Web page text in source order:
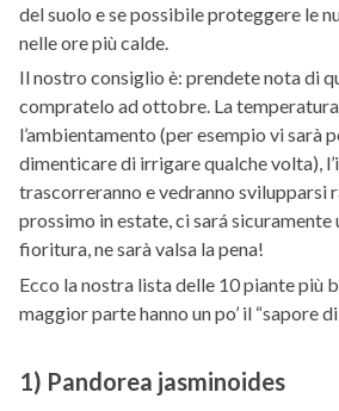
del suolo e se possibile proteggere le
nelle ore più calde.
Il nostro consiglio è: prendete nota di
compratelo ad ottobre. La
l’ambientamento (per esempio vi sarà
dimenticare di irrigare qualche volta),
trascorreranno e vedranno svilupparsi
prossimo in estate, ci sará sicuramente
fioritura, ne sarà valsa la pena!
Ecco la nostra lista delle 10 piante più
maggior parte hanno un po’ il “sapore
1) Pandorea jasminoides